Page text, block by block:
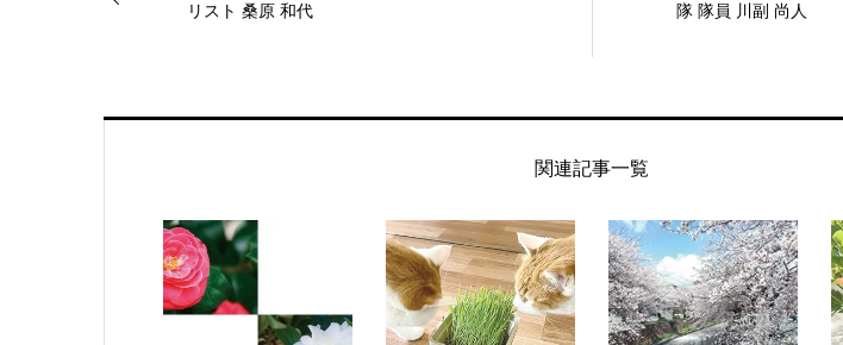
リスト 桑原 和代
隊 隊員 川副 尚人
関連記事一覧